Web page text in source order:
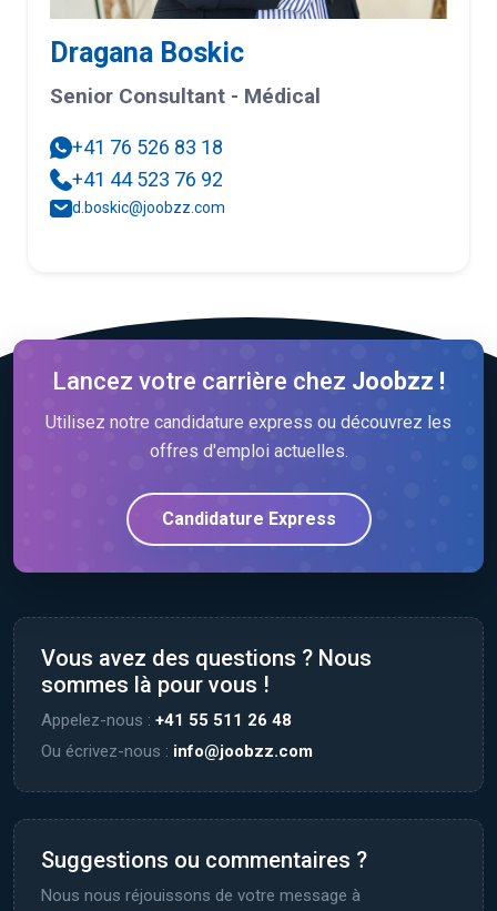
Dragana Boskic
Senior Consultant - Médical
+41 76 526 83 18
+41 44 523 76 92
d.boskic@joobzz.com
Lancez votre carrière chez Joobzz !
Utilisez notre candidature express ou découvrez les
offres d'emploi actuelles.
Candidature Express
Vous avez des questions ? Nous
sommes là pour vous !
Appelez-nous : +41 55 511 26 48
Ou écrivez-nous : info@joobzz.com
Suggestions ou commentaires ?
Nous nous réjouissons de votre message à